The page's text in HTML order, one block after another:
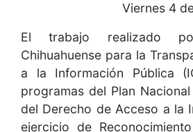
Viernes 4
El trabajo realizado
Chihuahuense para la
a la Información Pública
programas del Plan
del Derecho de Acceso a la
ejercicio de